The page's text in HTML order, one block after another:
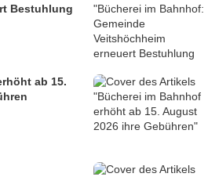
Bestuhlung
ab 15.